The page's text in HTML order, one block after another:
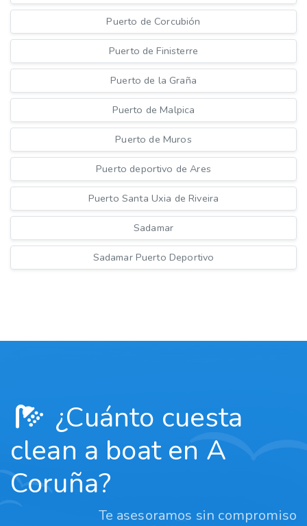
Puerto de Corcubión
Puerto de Finisterre
Puerto de la Graña
Puerto de Malpica
Puerto de Muros
Puerto deportivo de Ares
Puerto Santa Uxia de Riveira
Sadamar
Sadamar Puerto Deportivo
¿Cuánto cuesta
clean a boat en A
Coruña?
Te asesoramos sin compromiso